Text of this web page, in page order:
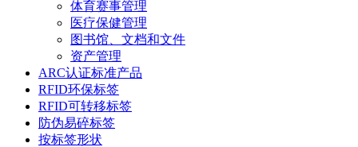
体育赛事管理
医疗保健管理
图书馆、文档和文件
资产管理
ARC认证标准产品
RFID环保标签
RFID可转移标签
防伪易碎标签
按标签形状